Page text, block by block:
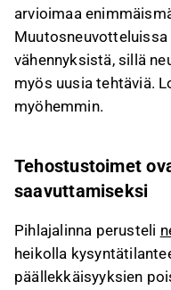
arvioimaa
vähennyksistä, sillä
myös uusia tehtäviä.
myöhemmin.
Tehostustoimet
saavuttamiseksi
Pihlajalinna perusteli
heikolla
päällekkäisyyksien